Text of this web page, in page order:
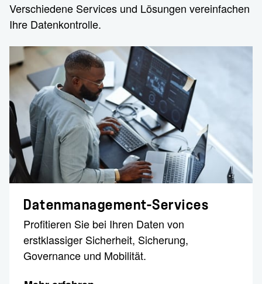
Verschiedene Services und Lösungen vereinfachen
Ihre Datenkontrolle.
Datenmanagement-Services
Profitieren Sie bei Ihren Daten von
erstklassiger Sicherheit, Sicherung,
Governance und Mobilität.